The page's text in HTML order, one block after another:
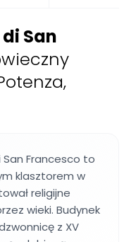
San
Francesco to
klasztorem w
religijne
wieki. Budynek
z XV